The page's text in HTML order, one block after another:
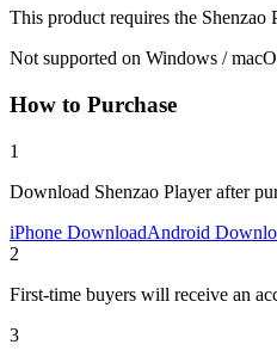
This product requires the Shenzao
Not supported on Windows /
How to Purchase
1
Download Shenzao Player after
iPhone DownloadAndroid
2
First-time buyers will receive an
3